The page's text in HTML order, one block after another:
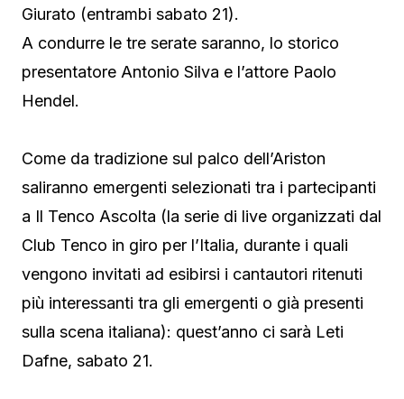
Giurato (entrambi sabato 21).
A condurre le tre serate saranno, lo storico
presentatore Antonio Silva e l’attore Paolo
Hendel.
Come da tradizione sul palco dell’Ariston
saliranno emergenti selezionati tra i partecipanti
a Il Tenco Ascolta (la serie di live organizzati dal
Club Tenco in giro per l’Italia, durante i quali
vengono invitati ad esibirsi i cantautori ritenuti
più interessanti tra gli emergenti o già presenti
sulla scena italiana): quest’anno ci sarà Leti
Dafne, sabato 21.